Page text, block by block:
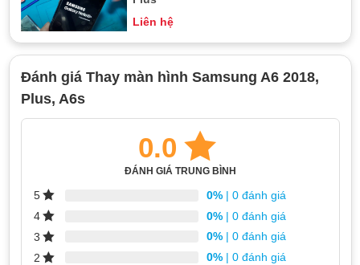
Liên hệ
Đánh giá Thay màn hình Samsung A6 2018,
Plus, A6s
0.0
ĐÁNH GIÁ TRUNG BÌNH
5 0%| 0 đánh giá
4
0%| 0 đánh giá
3
0%| 0 đánh giá
2
0%| 0 đánh giá